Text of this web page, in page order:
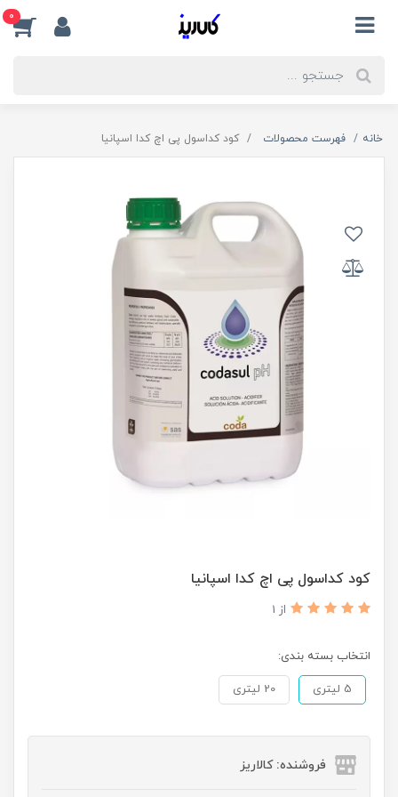
0
خانه فهرست محصولات کود کداسول پی اچ کدا اسپانیا
کود کداسول پی اچ کدا اسپانیا
از 1
انتخاب بسته بندی:
5 لیتری 20 لیتری
فروشنده: کالاریز